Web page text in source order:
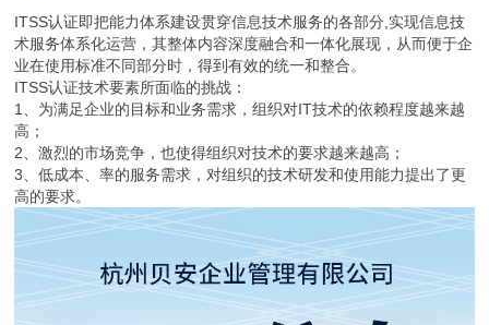
ITSS认证即把能力体系建设贯穿信息技术服务的各部分,实现信息技
术服务体系化运营，其整体内容深度融合和一体化展现，从而便于企
业在使用标准不同部分时，得到有效的统一和整合。
ITSS认证技术要素所面临的挑战：
1、为满足企业的目标和业务需求，组织对IT技术的依赖程度越来越
高；
2、激烈的市场竞争，也使得组织对技术的要求越来越高；
3、低成本、率的服务需求，对组织的技术研发和使用能力提出了更
高的要求。